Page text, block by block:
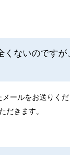
ないのですが
ールをお送りく
だきます。